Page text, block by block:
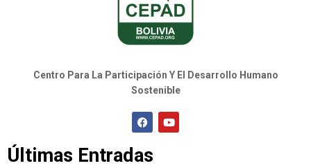
Centro Para La Participación Y El Desarrollo Humano
Sostenible
Últimas Entradas